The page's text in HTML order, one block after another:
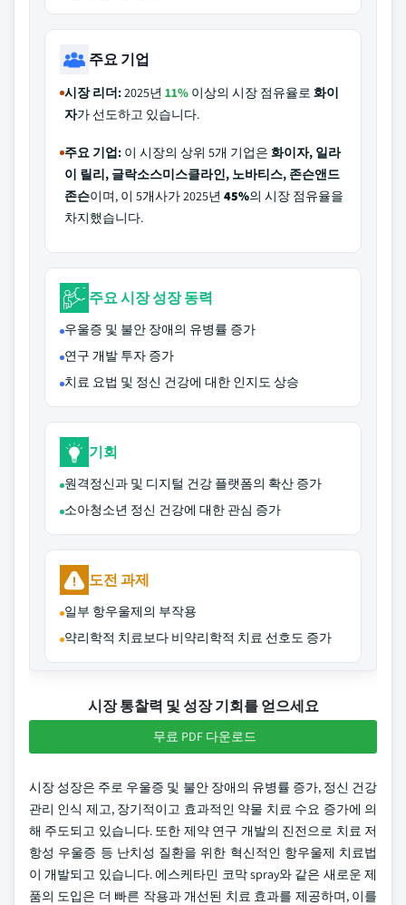
주요 기업
시장 리더:2025년 11% 이상의 시장 점유율로 화이
자가 선도하고 있습니다.
주요 기업: 이 시장의 상위 5개 기업은 화이자, 일라
이 릴리, 글락소스미스클라인, 노바티스, 존슨앤드
존슨이며, 이 5개사가 2025년 45%의 시장 점유율을
차지했습니다.
주요 시장 성장 동력
우울증 및 불안 장애의 유병률 증가
연구 개발 투자 증가
치료 요법 및 정신 건강에 대한 인지도 상승
기회
원격정신과 및 디지털 건강 플랫폼의 확산 증가
소아청소년 정신 건강에 대한 관심 증가
도전 과제
일부 항우울제의 부작용
약리학적 치료보다 비약리학적 치료 선호도 증가
시장 통찰력 및 성장 기회를 얻으세요
무료 PDF 다운로드
시장 성장은 주로 우울증 및 불안 장애의 유병률 증가, 정신 건강
관리 인식 제고, 장기적이고 효과적인 약물 치료 수요 증가에 의
해 주도되고 있습니다. 또한 제약 연구 개발의 진전으로 치료 저
항성 우울증 등 난치성 질환을 위한 혁신적인 항우울제 치료법
이 개발되고 있습니다. 에스케타민 코막 spray와 같은 새로운 제
품의 도입은 더 빠른 작용과 개선된 치료 효과를 제공하며, 이를